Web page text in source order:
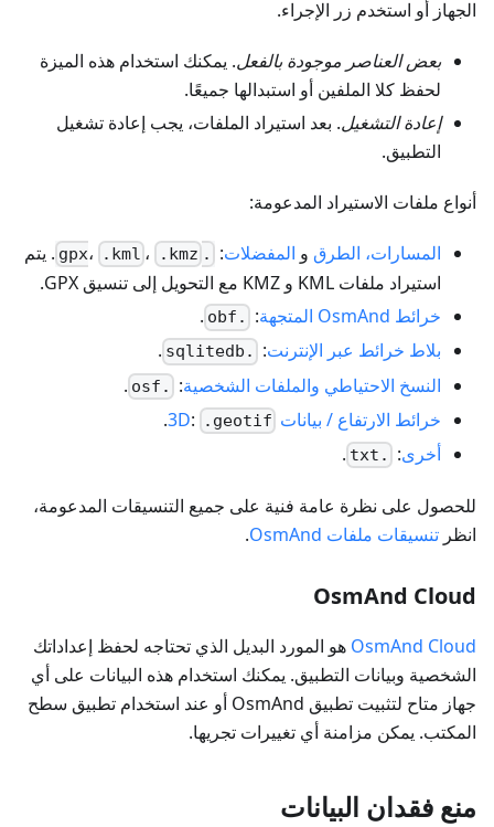
الجهاز أو استخدم زر الإجراء.
بعض العناصر موجودة بالفعل. يمكنك استخدام هذه الميزة
لحفظ كلا الملفين أو استبدالها جميعًا.
إعادة التشغيل. بعد استيراد الملفات، يجب إعادة تشغيل
التطبيق.
أنواع ملفات الاستيراد المدعومة:
المسارات، الطرق و المفضلات:
.gpx ، .kml ، .kmz
. يتم
استيراد ملفات KML و KMZ مع التحويل إلى تنسيق GPX.
خرائط OsmAnd المتجهة
:
.obf
.
بلاط خرائط عبر الإنترنت:
.sqlitedb
.
النسخ الاحتياطي والملفات الشخصية:
.osf
.
خرائط الارتفاع / بيانات 3D
: .geotif
.
أخرى:
.txt
.
للحصول على نظرة عامة فنية على جميع التنسيقات المدعومة،
انظر تنسيقات ملفات OsmAnd .
OsmAnd Cloud
OsmAnd Cloud هو المورد البديل الذي تحتاجه لحفظ إعداداتك
الشخصية وبيانات التطبيق. يمكنك استخدام هذه البيانات على أي
جهاز متاح لتثبيت تطبيق OsmAnd أو عند استخدام تطبيق سطح
المكتب. يمكن مزامنة أي تغييرات تجريها.
منع فقدان البيانات